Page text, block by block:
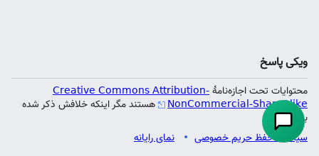
ویکی پاسخ
محتوایات تحت اجازه‌نامهٔCreative Commons Attribution-
NonCommercial-ShareAlike
هستند مگر اینکه خلافش ذکر شده
باشد.
سیاست حفظ حریم خصوصی
نمای رایانه